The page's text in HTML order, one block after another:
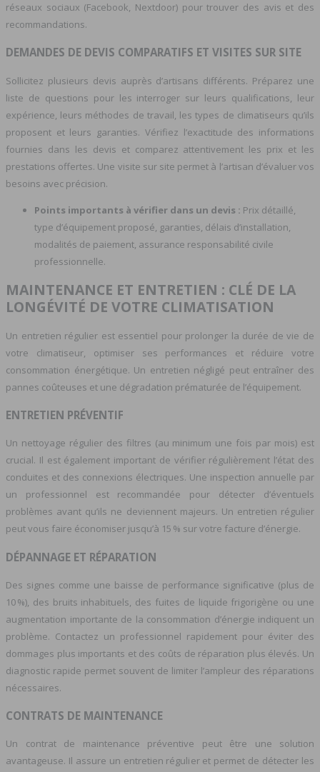
réseaux sociaux (Facebook, Nextdoor) pour trouver des avis et des
recommandations.
DEMANDES DE DEVIS COMPARATIFS ET VISITES SUR SITE
Sollicitez plusieurs devis auprès d’artisans différents. Préparez une
liste de questions pour les interroger sur leurs qualifications, leur
expérience, leurs méthodes de travail, les types de climatiseurs qu’ils
proposent et leurs garanties. Vérifiez l’exactitude des informations
fournies dans les devis et comparez attentivement les prix et les
prestations offertes. Une visite sur site permet à l’artisan d’évaluer vos
besoins avec précision.
Points importants à vérifier dans un devis : Prix détaillé,
type d’équipement proposé, garanties, délais d’installation,
modalités de paiement, assurance responsabilité civile
professionnelle.
MAINTENANCE ET ENTRETIEN : CLÉ DE LA
LONGÉVITÉ DE VOTRE CLIMATISATION
Un entretien régulier est essentiel pour prolonger la durée de vie de
votre climatiseur, optimiser ses performances et réduire votre
consommation énergétique. Un entretien négligé peut entraîner des
pannes coûteuses et une dégradation prématurée de l’équipement.
ENTRETIEN PRÉVENTIF
Un nettoyage régulier des filtres (au minimum une fois par mois) est
crucial. Il est également important de vérifier régulièrement l’état des
conduites et des connexions électriques. Une inspection annuelle par
un professionnel est recommandée pour détecter d’éventuels
problèmes avant qu’ils ne deviennent majeurs. Un entretien régulier
peut vous faire économiser jusqu’à 15 % sur votre facture d’énergie.
DÉPANNAGE ET RÉPARATION
Des signes comme une baisse de performance significative (plus de
10 %), des bruits inhabituels, des fuites de liquide frigorigène ou une
augmentation importante de la consommation d’énergie indiquent un
problème. Contactez un professionnel rapidement pour éviter des
dommages plus importants et des coûts de réparation plus élevés. Un
diagnostic rapide permet souvent de limiter l’ampleur des réparations
nécessaires.
CONTRATS DE MAINTENANCE
Un contrat de maintenance préventive peut être une solution
avantageuse. Il assure un entretien régulier et permet de détecter les